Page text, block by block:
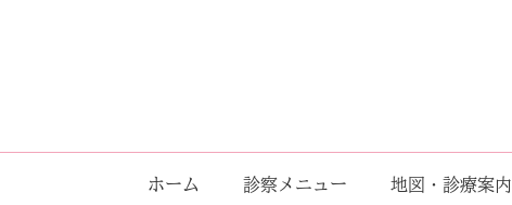
ホーム 診察メニュー 地図・診療案内